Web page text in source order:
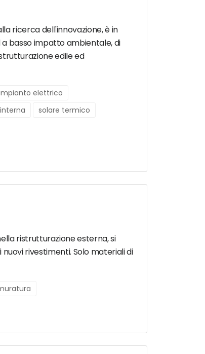
ricerca dell'innovazione, è in
a basso impatto ambientale, di
edile ed
elettrico
solare termico
ristrutturazione esterna, si
rivestimenti. Solo materiali di